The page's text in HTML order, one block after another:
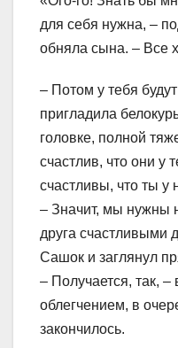
для себя нужна, –
обняла сына. – Все
– Потом у тебя
пригладила
головке, полной
счастлив, что они у
счастливы, что ты
– Значит, мы нужны
друга счастливыми
Сашок и заглянул
– Получается, так,
облегчением, в
закончилось.